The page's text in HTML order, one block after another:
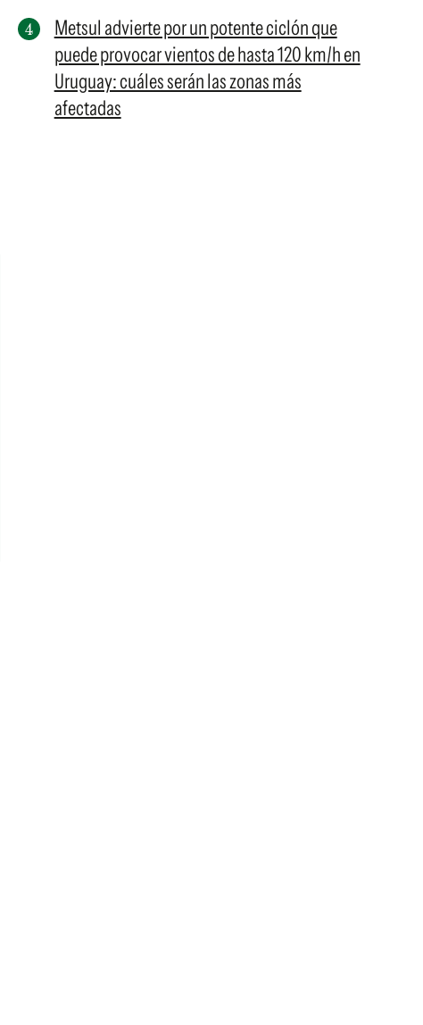
Metsul advierte por un potente ciclón que
puede provocar vientos de hasta 120 km/h en
Uruguay: cuáles serán las zonas más
afectadas